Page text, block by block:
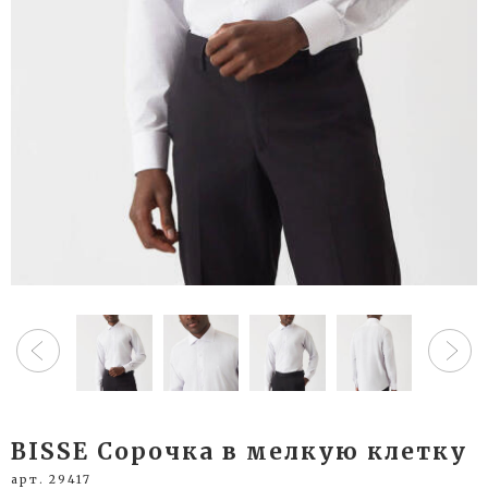
BISSE Сорочка в мелкую клетку
арт. 29417